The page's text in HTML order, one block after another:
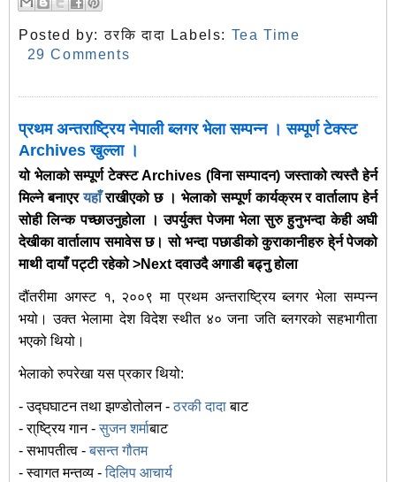
Posted by:ठरकि दादा Labels: Tea Time
29 Comments
प्रथम अन्तराष्ट्रिय नेपाली ब्लगर भेला सम्पन्न । सम्पूर्ण टेक्स्ट
Archives खुल्ला ।
यो भेलाको सम्पूर्ण टेक्स्ट Archives (विना सम्पादन) जस्ताको त्यस्तै हेर्न
मिल्ने बनाएरयहाँराखीएको छ । भेलाको सम्पूर्ण कार्यक्रम र वार्तालाप हेर्न
सोही लिन्क पच्छाउनुहोला । उपर्युक्त पेजमा भेला सुरु हुनुभन्दा केही अघी
देखीका वार्तालाप समावेस छ। सो भन्दा पछाडीको कुराकानीहरु हे्र्न पेजको
माथी दायाँ पट्टी रहेको >Nextदवाउदै अगाडी बढ्नु होला
दौंतरीमा अगस्ट १, २००९ मा प्रथम अन्तराष्ट्रिय ब्लगर भेला सम्पन्न
भयो। उक्त भेलामा देश विदेश स्थीत ४० जना जति ब्लगरको सहभागीता
भएको थियो।
भेलाको रुपरेखा यस प्रकार थियो:
- उद्घघाटन तथा झण्डोतोलन -ठरकी दादाबाट
- रा्ष्ट्रिय गान -सुजन शर्माबाट
- सभापतीत्व -बसन्त गौतम
- स्वागत मन्तव्य -दिलिप आचार्य